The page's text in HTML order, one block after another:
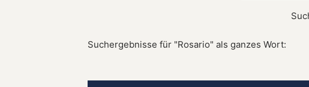
Suchergebnisse für "Rosario" als ganzes Wort: